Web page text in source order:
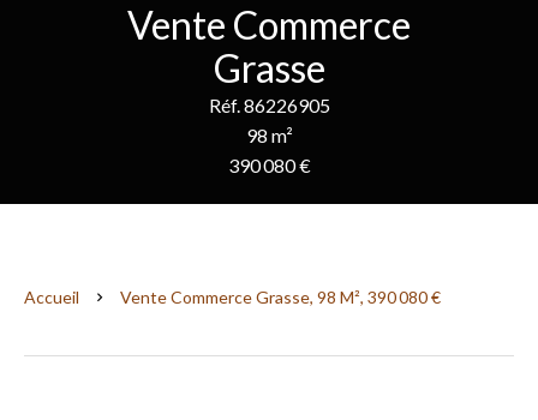
Vente Commerce
Grasse
Réf. 86226905
98 m²
390 080 €
Accueil Vente Commerce Grasse, 98 M², 390 080 €